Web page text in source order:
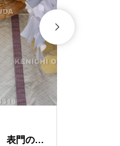
公園 捕鯨